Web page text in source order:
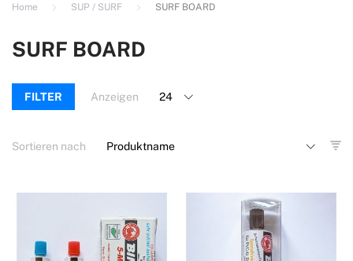
Home SUP / SURF SURF BOARD
SURF BOARD
FILTER
Sortieren nach
Anzeigen